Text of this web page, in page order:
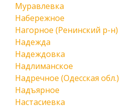
Муравлевка
Набережное
Нагорное (Ренинский р-н)
Надежда
Надеждовка
Надлиманское
Надречное (Одесская обл.)
Надъярное
Настасиевка